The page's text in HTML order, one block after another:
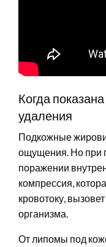
Когда
удаления
Подкожные
ощущения. Но при
поражении
компрессия,
кровотоку,
организма.
От липомы под